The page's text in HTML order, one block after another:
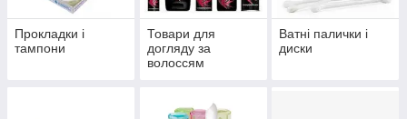
Прокладки і
тампони
Товари для
догляду за
волоссям
Ватні палички і
диски